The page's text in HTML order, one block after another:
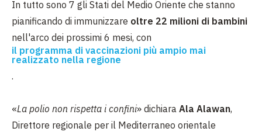
In tutto sono 7 gli Stati del Medio Oriente che stanno
pianificando di immunizzare oltre 22 milioni di bambini
nell'arco dei prossimi 6 mesi, con
il programma di vaccinazioni più ampio mai
realizzato nella regione
.
«La polio non rispetta i confini» dichiara Ala Alawan,
Direttore regionale per il Mediterraneo orientale